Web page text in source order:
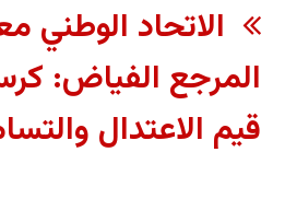
الاتحاد الوطني
المرجع الفياض:
قيم الاعتدال